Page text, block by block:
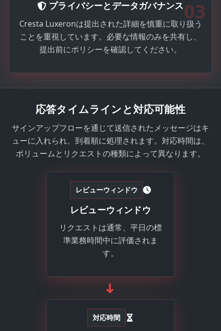
03
プライバシーとデータガバナンス
Cresta Luxeronは提出された詳細を慎重に取り扱う
ことを重視しています。必要な情報のみを共有し、
提出前にポリシーを確認してください。
応答タイムラインと対応可能性
サインアップフローを通じて送信されたメッセージはキ
ューに入れられ、到着順に処理されます。対応時間は、
ボリュームとリクエストの種類によって異なります。
レビューウィンドウ
レビューウィンドウ
リクエストは通常、平日の標
準業務時間中に評価されま
す。
➜
対応時間